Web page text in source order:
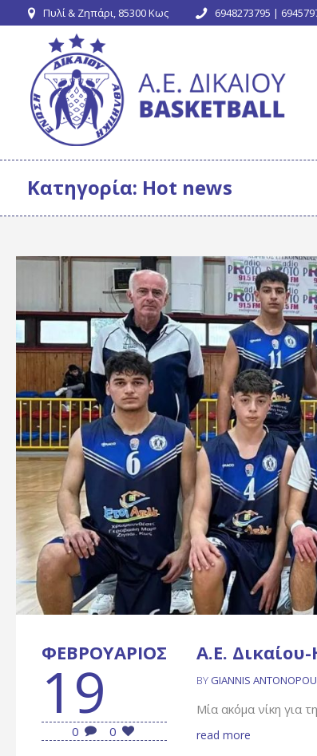
Πυλί & Ζηπάρι, 85300 Κως 6948273795 |
Κατηγορία: Hot news
ΦΕΒΡΟΥΆΡΙΟΣ
19
0 0
Α.Ε.
BY GIANNIS
Μία ακόμα νίκη για
read more